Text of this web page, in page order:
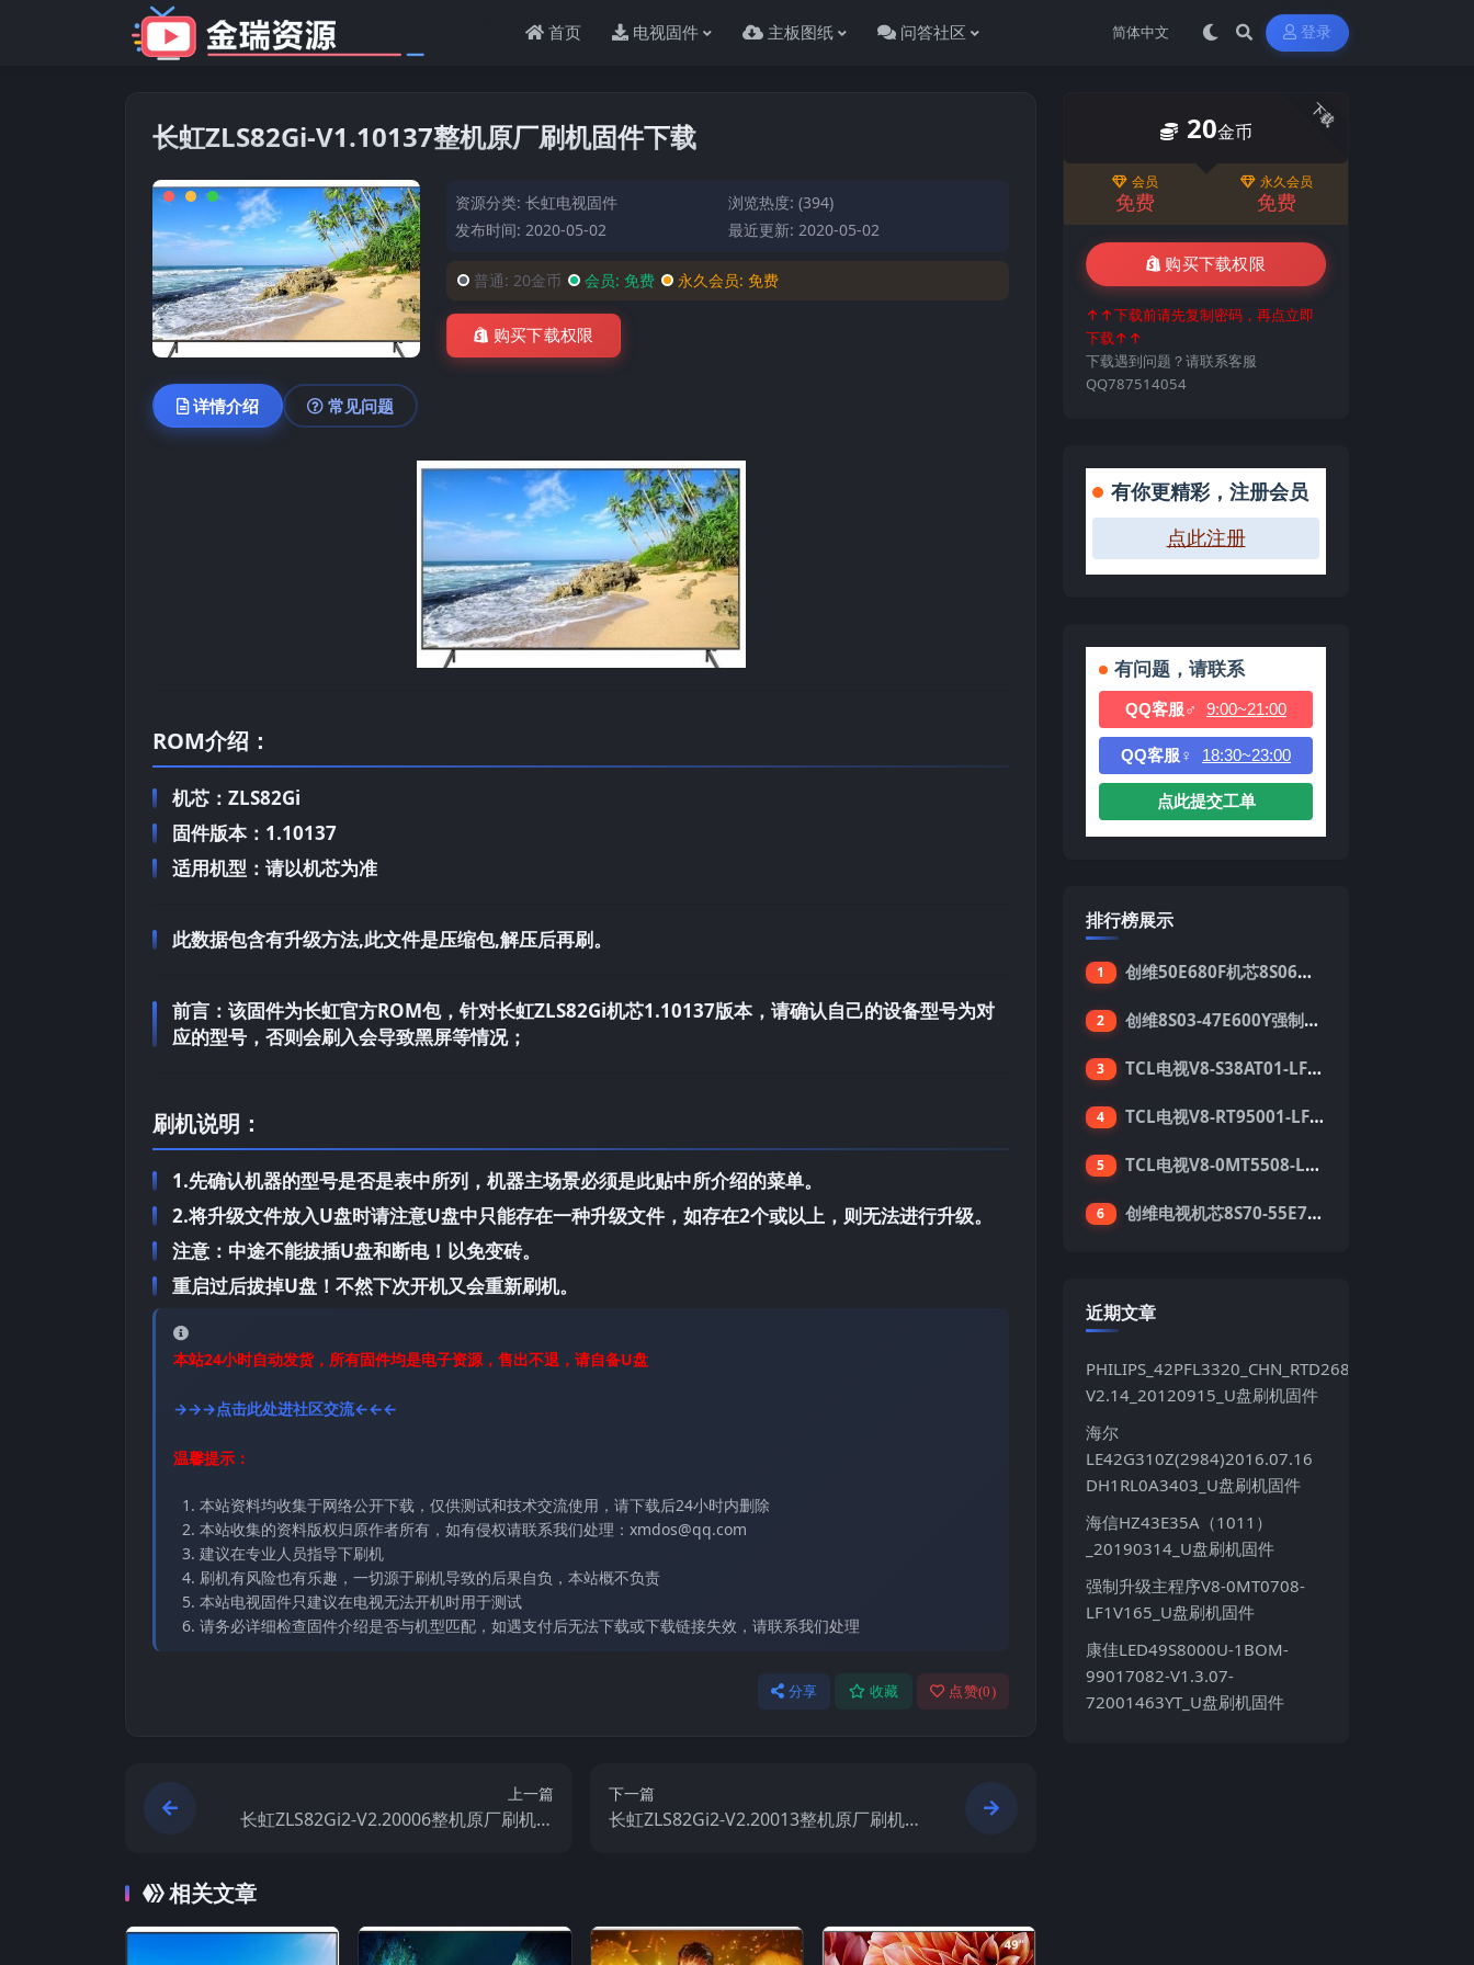
首页 电视固件 主板图纸 问答社区 登录
长虹ZLS82Gi-V1.10137整机原厂刷机固件下载
资源分类:长虹电视固件
浏览热度: (394)
发布时间: 2020-05-02
最近更新: 2020-05-02
普通: 20金币 会员: 免费 永久会员:免费
购买下载权限
详情介绍 常见问题
ROM介绍：
机芯：ZLS82Gi
固件版本：1.10137
适用机型：请以机芯为准
此数据包含有升级方法,此文件是压缩包,解压后再刷。
前言： 该固件为长虹官方ROM包，针对长虹ZLS82Gi机芯1.10137版本，请确认自己的设备型号为对
应的型号，否则会刷入会导致黑屏等情况；
刷机说明：
1.先确认机器的型号是否是表中所列，机器主场景必须是此贴中所介绍的菜单。
2.将升级文件放入U盘时请注意U盘中只能存在一种升级文件，如存在2个或以上，则无法进行升级。
注意：中途不能拔插U盘和断电！以免变砖。
重启过后拔掉U盘！不然下次开机又会重新刷机。
本站24小时自动发货，所有固件均是电子资源，售出不退，请自备U盘
→→→点击此处进社区交流←←←
温馨提示：
本站资料均收集于网络公开下载，仅供测试和技术交流使用，请下载后24小时内删除
本站收集的资料版权归原作者所有，如有侵权请联系我们处理：xmdos@qq.com
建议在专业人员指导下刷机
刷机有风险也有乐趣，一切源于刷机导致的后果自负，本站概不负责
本站电视固件只建议在电视无法开机时用于测试
请务必详细检查固件介绍是否与机型匹配，如遇支付后无法下载或下载链接失效，请联系我们处理
分享 收藏 点赞(0)
上一篇
长虹ZLS82Gi2-V2.20006整机原厂刷机固
下一篇
长虹ZLS82Gi2-V2.20013整机原厂刷机固
相关文章
下载
20金币
会员
免费
永久会员
免费
购买下载权限
↑↑下载前请先复制密码，再点立即
下载↑↑
下载遇到问题？请联系客服
QQ787514054
有你更精彩，注册会员
点此注册
有问题，请联系
QQ客服♂ 9:00~21:00
QQ客服♀ 18:30~23:00
点此提交工单
排行榜展示
1 创维50E680F机芯8S06强制升级刷机包
2 创维8S03-47E600Y强制升级软件刷机电视固件包
3 TCL电视V8-S38AT01-LF1V123版本强刷电视固件包下载
4 TCL电视V8-RT95001-LF1V215版本强刷电视固件包下载
5 TCL电视V8-0MT5508-LF1V362版本强刷电视固件包下载
6 创维电视机芯8S70-55E710S系列酷开5.05刷机固件
近期文章
V2.14_20120915_U盘刷机固件
海尔
LE42G310Z(2984)2016.07.16
DH1RL0A3403_U盘刷机固件
海信HZ43E35A（1011）
_20190314_U盘刷机固件
强制升级主程序V8-0MT0708-
LF1V165_U盘刷机固件
康佳LED49S8000U-1BOM-
99017082-V1.3.07-
72001463YT_U盘刷机固件